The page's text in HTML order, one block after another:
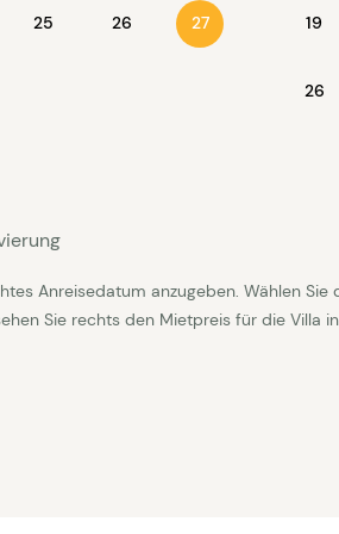
zur Verfügung gestellt. | Das
wenn es vermietet ist.
25 26 27 19
26
Anreisedatum anzugeben. Wählen
Sie rechts den Mietpreis für die Villa